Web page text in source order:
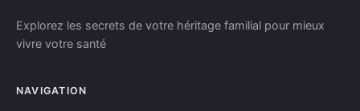
Explorez les secrets de votre héritage familial pour mieux
vivre votre santé
NAVIGATION